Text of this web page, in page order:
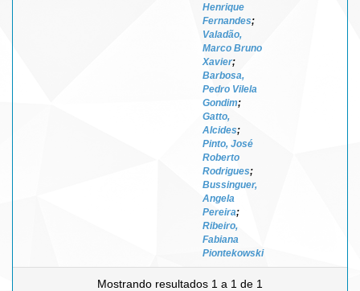
Henrique
Fernandes;
Valadão,
Marco Bruno
Xavier;
Barbosa,
Pedro Vilela
Gondim;
Gatto,
Alcides;
Pinto, José
Roberto
Rodrigues;
Bussinguer,
Angela
Pereira;
Ribeiro,
Fabiana
Piontekowski
Mostrando resultados 1 a 1 de 1